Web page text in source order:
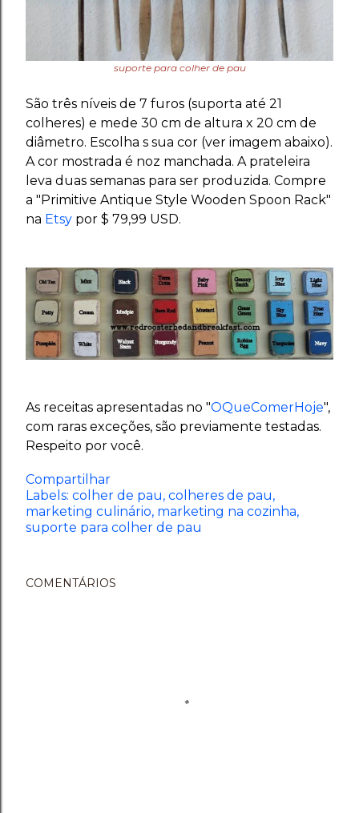
suporte para colher de pau
São três níveis de 7 furos (suporta até 21
colheres) e mede 30 cm de altura x 20 cm de
diâmetro. Escolha s sua cor (ver imagem abaixo).
A cor mostrada é noz manchada. A prateleira
leva duas semanas para ser produzida. Compre
a "Primitive Antique Style Wooden Spoon Rack"
na Etsy por $ 79,99 USD.
As receitas apresentadas no "OQueComerHoje",
com raras exceções, são previamente testadas.
Respeito por você.
Compartilhar
Labels: colher de pau colheres de pau
marketing culinário marketing na cozinha
suporte para colher de pau
COMENTÁRIOS